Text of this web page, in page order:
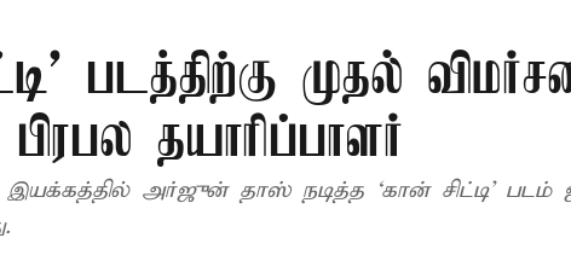
படத்திற்கு முதல்
தயாரிப்பாளர்
அர்ஜுன் தாஸ் நடித்த ‘கான் சிட்டி’ படம்